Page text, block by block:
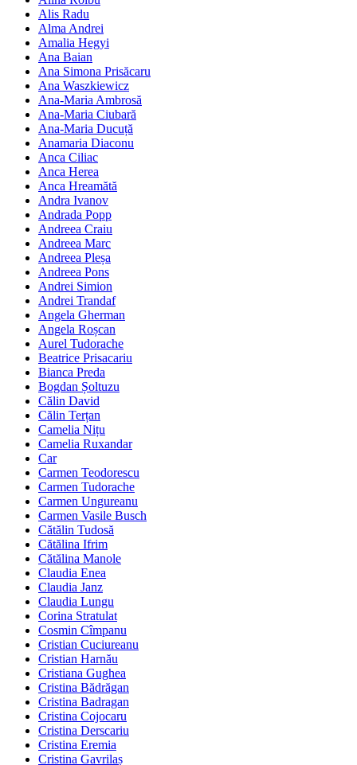
Alis Radu
Alma Andrei
Amalia Hegyi
Ana Baian
Ana Simona Prisăcaru
Ana Waszkiewicz
Ana-Maria Ambrosă
Ana-Maria Ciubară
Ana-Maria Ducuță
Anamaria Diaconu
Anca Ciliac
Anca Herea
Anca Hreamătă
Andra Ivanov
Andrada Popp
Andreea Craiu
Andreea Marc
Andreea Pleșa
Andreea Pons
Andrei Simion
Andrei Trandaf
Angela Gherman
Angela Roșcan
Aurel Tudorache
Beatrice Prisacariu
Bianca Preda
Bogdan Șoltuzu
Călin David
Călin Terțan
Camelia Nițu
Camelia Ruxandar
Car
Carmen Teodorescu
Carmen Tudorache
Carmen Ungureanu
Carmen Vasile Busch
Cătălin Tudosă
Cătălina Ifrim
Cătălina Manole
Claudia Enea
Claudia Janz
Claudia Lungu
Corina Stratulat
Cosmin Cîmpanu
Cristian Cuciureanu
Cristian Harnău
Cristiana Gughea
Cristina Bădrăgan
Cristina Badragan
Cristina Cojocaru
Cristina Derscariu
Cristina Eremia
Cristina Gavrilaș